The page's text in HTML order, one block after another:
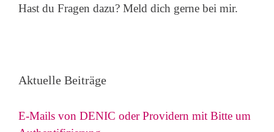
Hast du Fragen dazu? Meld dich gerne bei mir.
Aktuelle Beiträge
E-Mails von DENIC oder Providern mit Bitte um